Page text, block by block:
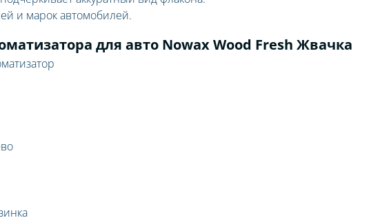
и марок автомобилей.
для авто Nowax Wood Fresh Жвачка